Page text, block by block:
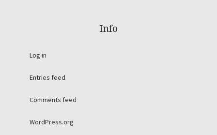
Info
Log in
Entries feed
Comments feed
WordPress.org